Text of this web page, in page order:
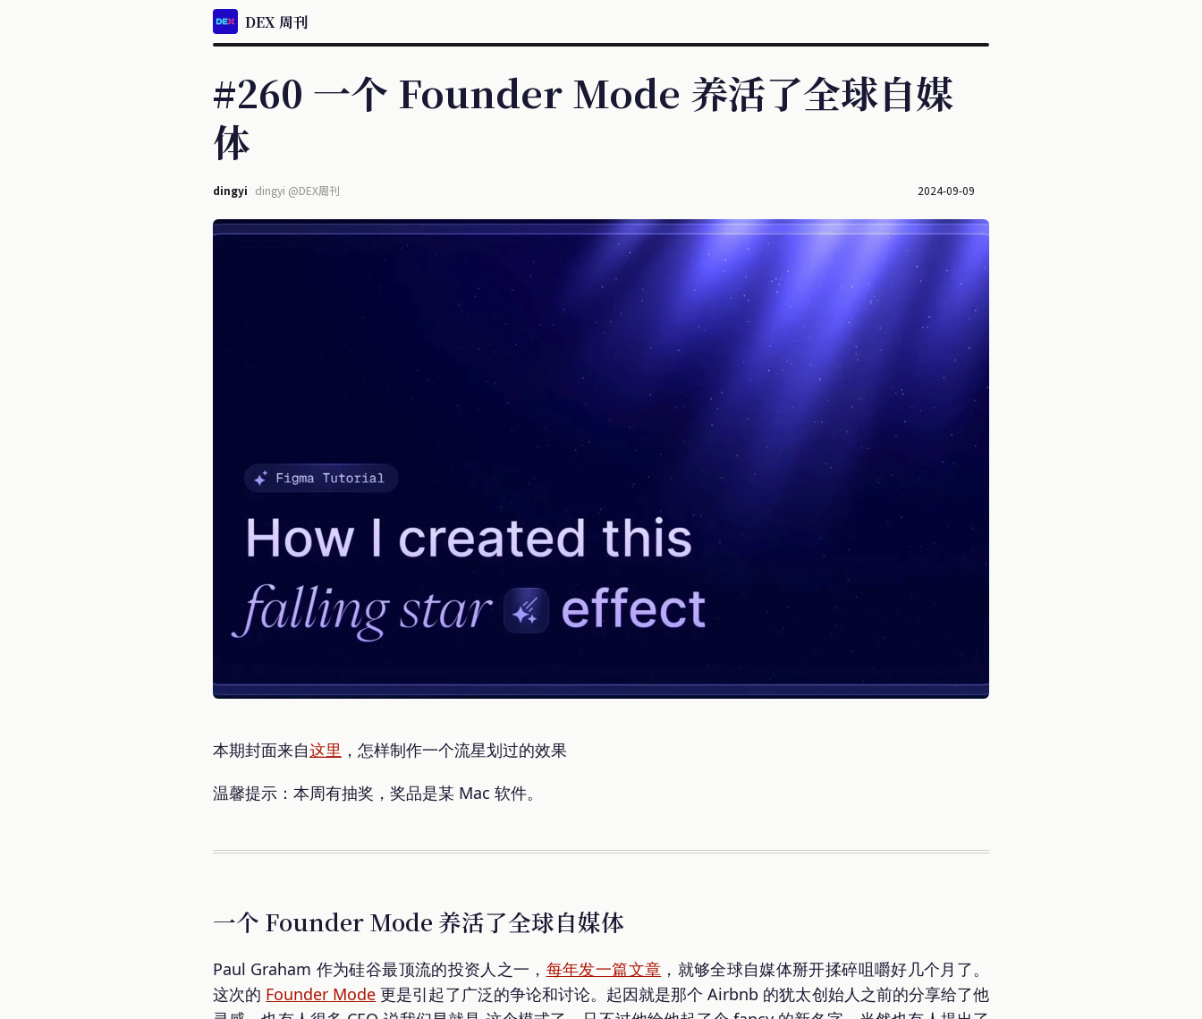
DEX 周刊
#260 一个 Founder Mode 养活了全球自媒
体
dingyi dingyi @DEX周刊 2024-09-09
本期封面来自这里 ，怎样制作一个流星划过的效果
温馨提示：本周有抽奖，奖品是某 Mac 软件。
一个 Founder Mode 养活了全球自媒体
Paul Graham 作为硅谷最顶流的投资人之一， 每年发一篇文章 ，就够全球自媒体掰开揉碎咀嚼好几个月了。
这次的 Founder Mode 更是引起了广泛的争论和讨论。起因就是那个 Airbnb 的犹太创始人之前的分享给了他